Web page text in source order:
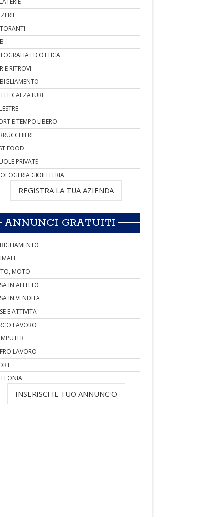
ED OTTICA
E RITROVI
E CALZATURE
E TEMPO LIBERO
FOOD
PRIVATE
GIOIELLERIA
REGISTRA LA TUA AZIENDA
ANNUNCI GRATUITI
MOTO
IN AFFITTO
IN VENDITA
E ATTIVITA'
LAVORO
LAVORO
INSERISCI IL TUO ANNUNCIO